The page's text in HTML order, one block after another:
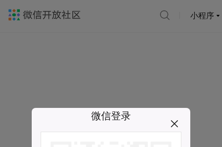
小程序
微信登录